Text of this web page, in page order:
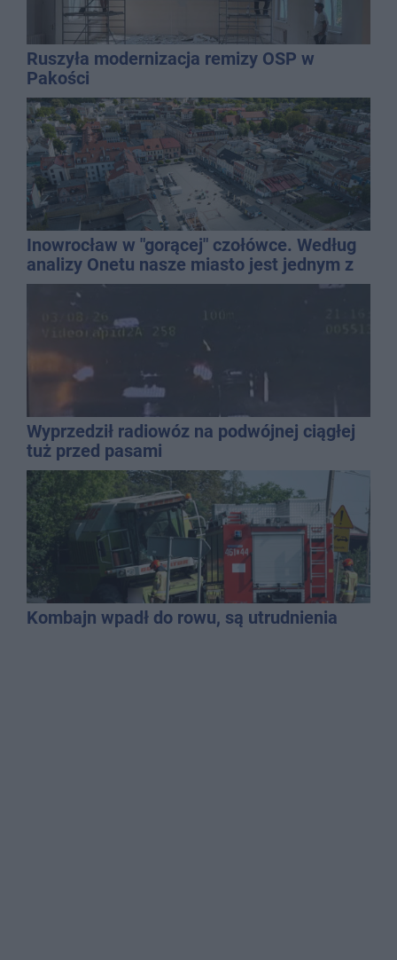
Ruszyła modernizacja remizy OSP w
Pakości
Inowrocław w "gorącej" czołówce. Według
analizy Onetu nasze miasto jest jednym z
najbardziej narażonych na upały
Wyprzedził radiowóz na podwójnej ciągłej
tuż przed pasami
Kombajn wpadł do rowu, są utrudnienia